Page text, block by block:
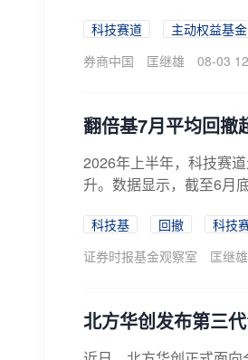
科技赛道 主动权益基金
券商中国
匡继雄 08-03
翻倍基7月平均回撤
2026年上半年，科技赛
升。数据显示，截至6月
科技基 回撤
科技
证券时报基金观察室
匡继雄
北方华创发布第三